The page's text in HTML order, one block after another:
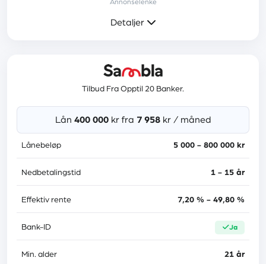
Bodd i Norge i minimum 3 år
Annonselenke
Detaljer
Mer informasjon
Rente 9,79 % - 18,99 %
Etableringsgebyr 995 kr
Medlåntaker
Lånebeskyttelse nei
Trustpilot-score 3.3
Tilbud Fra Opptil 20 Banker.
Lån 400 000 kr fra 7 958 kr / måned
Lånebeløp 5 000 - 800 000 kr
Nedbetalingstid 1 - 15 år
Effektiv rente 7,20 % - 49,80 %
Bank-ID ja
Min. alder 21 år